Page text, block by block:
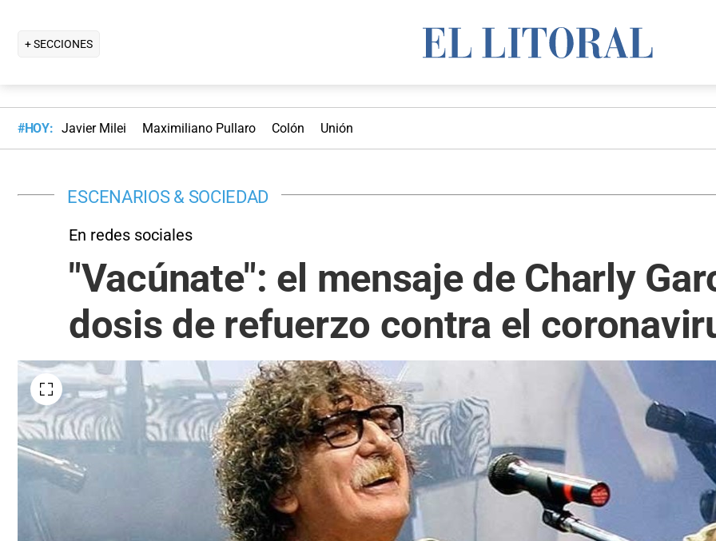
+ SECCIONES
#HOY: Javier Milei Maximiliano Pullaro Colón Unión
ESCENARIOS & SOCIEDAD
En redes sociales
"Vacúnate": el mensaje de Charly
dosis de refuerzo contra el